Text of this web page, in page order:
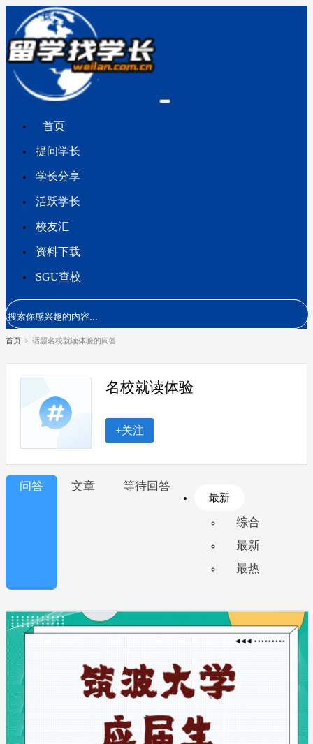
首页
提问学长
学长分享
活跃学长
校友汇
资料下载
SGU查校
首页 > 话题名校就读体验的问答
名校就读体验
+关注
问答 文章 等待回答
最新
综合
最新
最热